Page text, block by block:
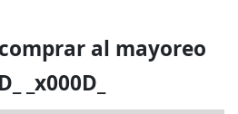
al mayoreo
_x000D_